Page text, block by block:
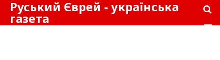
Руський Єврей - українська
газета